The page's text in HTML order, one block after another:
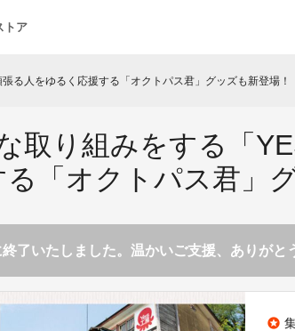
トア
る人をゆるく応援する「オクトパス君」グッズも新登場！
取り組みをする「
「オクトパス君」
了いたしました。温かいご支援、ありがと
stars